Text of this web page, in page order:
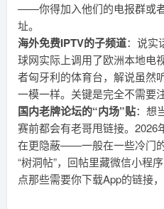
——你得加入他们的电报群或
址。
海外免费IPTV的子频道：说实
球网实际上调用了欧洲本地电
者匈牙利的体育台，解说虽然
一模一样。关键是完全不需要
国内老牌论坛的“内场”贴：想
赛前都会有老哥甩链接。
在更隐蔽——一般在一些冷门
“树洞帖”，回帖里藏微信小程
点那些需要你下载App的链接，